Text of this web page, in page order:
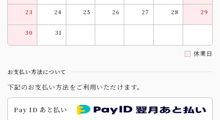
23 24 25 26 27 28 29
30 31
休業日
お支払い方法について
下記のお支払い方法をご利用いただけます。
Pay ID あと払い